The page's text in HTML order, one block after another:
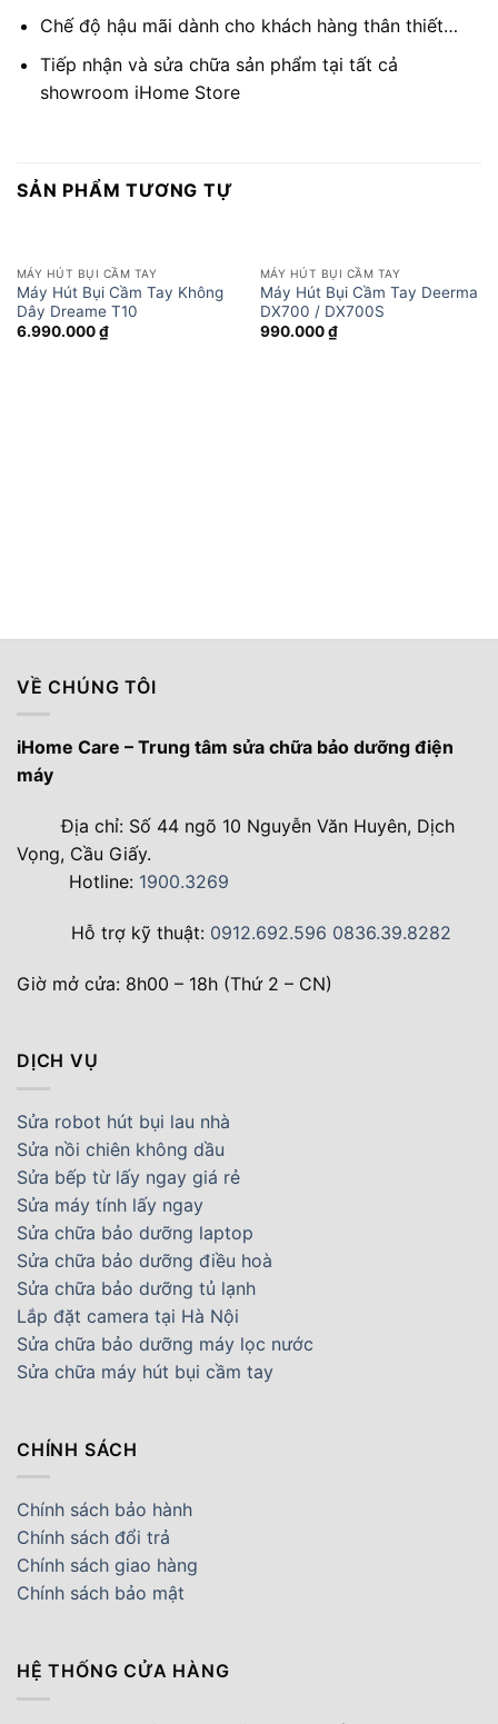
Chế độ hậu mãi dành cho khách hàng thân thiết…
Tiếp nhận và sửa chữa sản phẩm tại tất cả
showroom iHome Store
SẢN PHẨM TƯƠNG TỰ
MÁY HÚT BỤI CẦM TAY
Máy Hút Bụi Cầm Tay Không
Dây Dreame T10
6.990.000₫
MÁY HÚT BỤI CẦM TAY
Máy Hút Bụi Cầm Tay Deerma
DX700 / DX700S
990.000₫
VỀ CHÚNG TÔI
iHome Care – Trung tâm sửa chữa bảo dưỡng điện
máy
Địa chỉ: Số 44 ngõ 10 Nguyễn Văn Huyên, Dịch
Vọng, Cầu Giấy.
Hotline: 1900.3269
Hỗ trợ kỹ thuật: 0912.692.596 0836.39.8282
Giờ mở cửa: 8h00 – 18h (Thứ 2 – CN)
DỊCH VỤ
Sửa robot hút bụi lau nhà
Sửa nồi chiên không dầu
Sửa bếp từ lấy ngay giá rẻ
Sửa máy tính lấy ngay
Sửa chữa bảo dưỡng laptop
Sửa chữa bảo dưỡng điều hoà
Sửa chữa bảo dưỡng tủ lạnh
Lắp đặt camera tại Hà Nội
Sửa chữa bảo dưỡng máy lọc nước
Sửa chữa máy hút bụi cầm tay
CHÍNH SÁCH
Chính sách bảo hành
Chính sách đổi trả
Chính sách giao hàng
Chính sách bảo mật
HỆ THỐNG CỬA HÀNG